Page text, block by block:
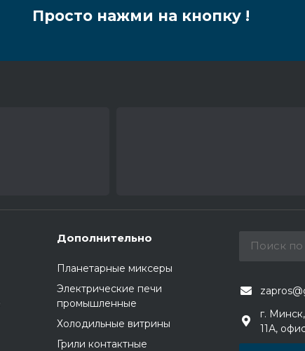
Просто нажми на кнопку !
Дополнительно
Планетарные миксеры
Электрические печи
промышленные
Холодильные витрины
Грили контактные
г.
11А,